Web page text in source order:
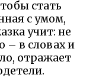
стать
с умом,
учит: не
– в словах и
отражает